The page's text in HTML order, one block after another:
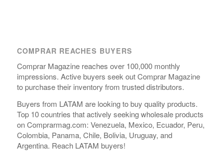
COMPRAR REACHES BUYERS
Comprar Magazine reaches over 100,000 monthly
impressions. Active buyers seek out Comprar Magazine
to purchase their inventory from trusted distributors.
Buyers from LATAM are looking to buy quality products.
Top 10 countries that actively seeking wholesale products
on Comprarmag.com: Venezuela, Mexico, Ecuador, Peru,
Colombia, Panama, Chile, Bolivia, Uruguay, and
Argentina. Reach LATAM buyers!